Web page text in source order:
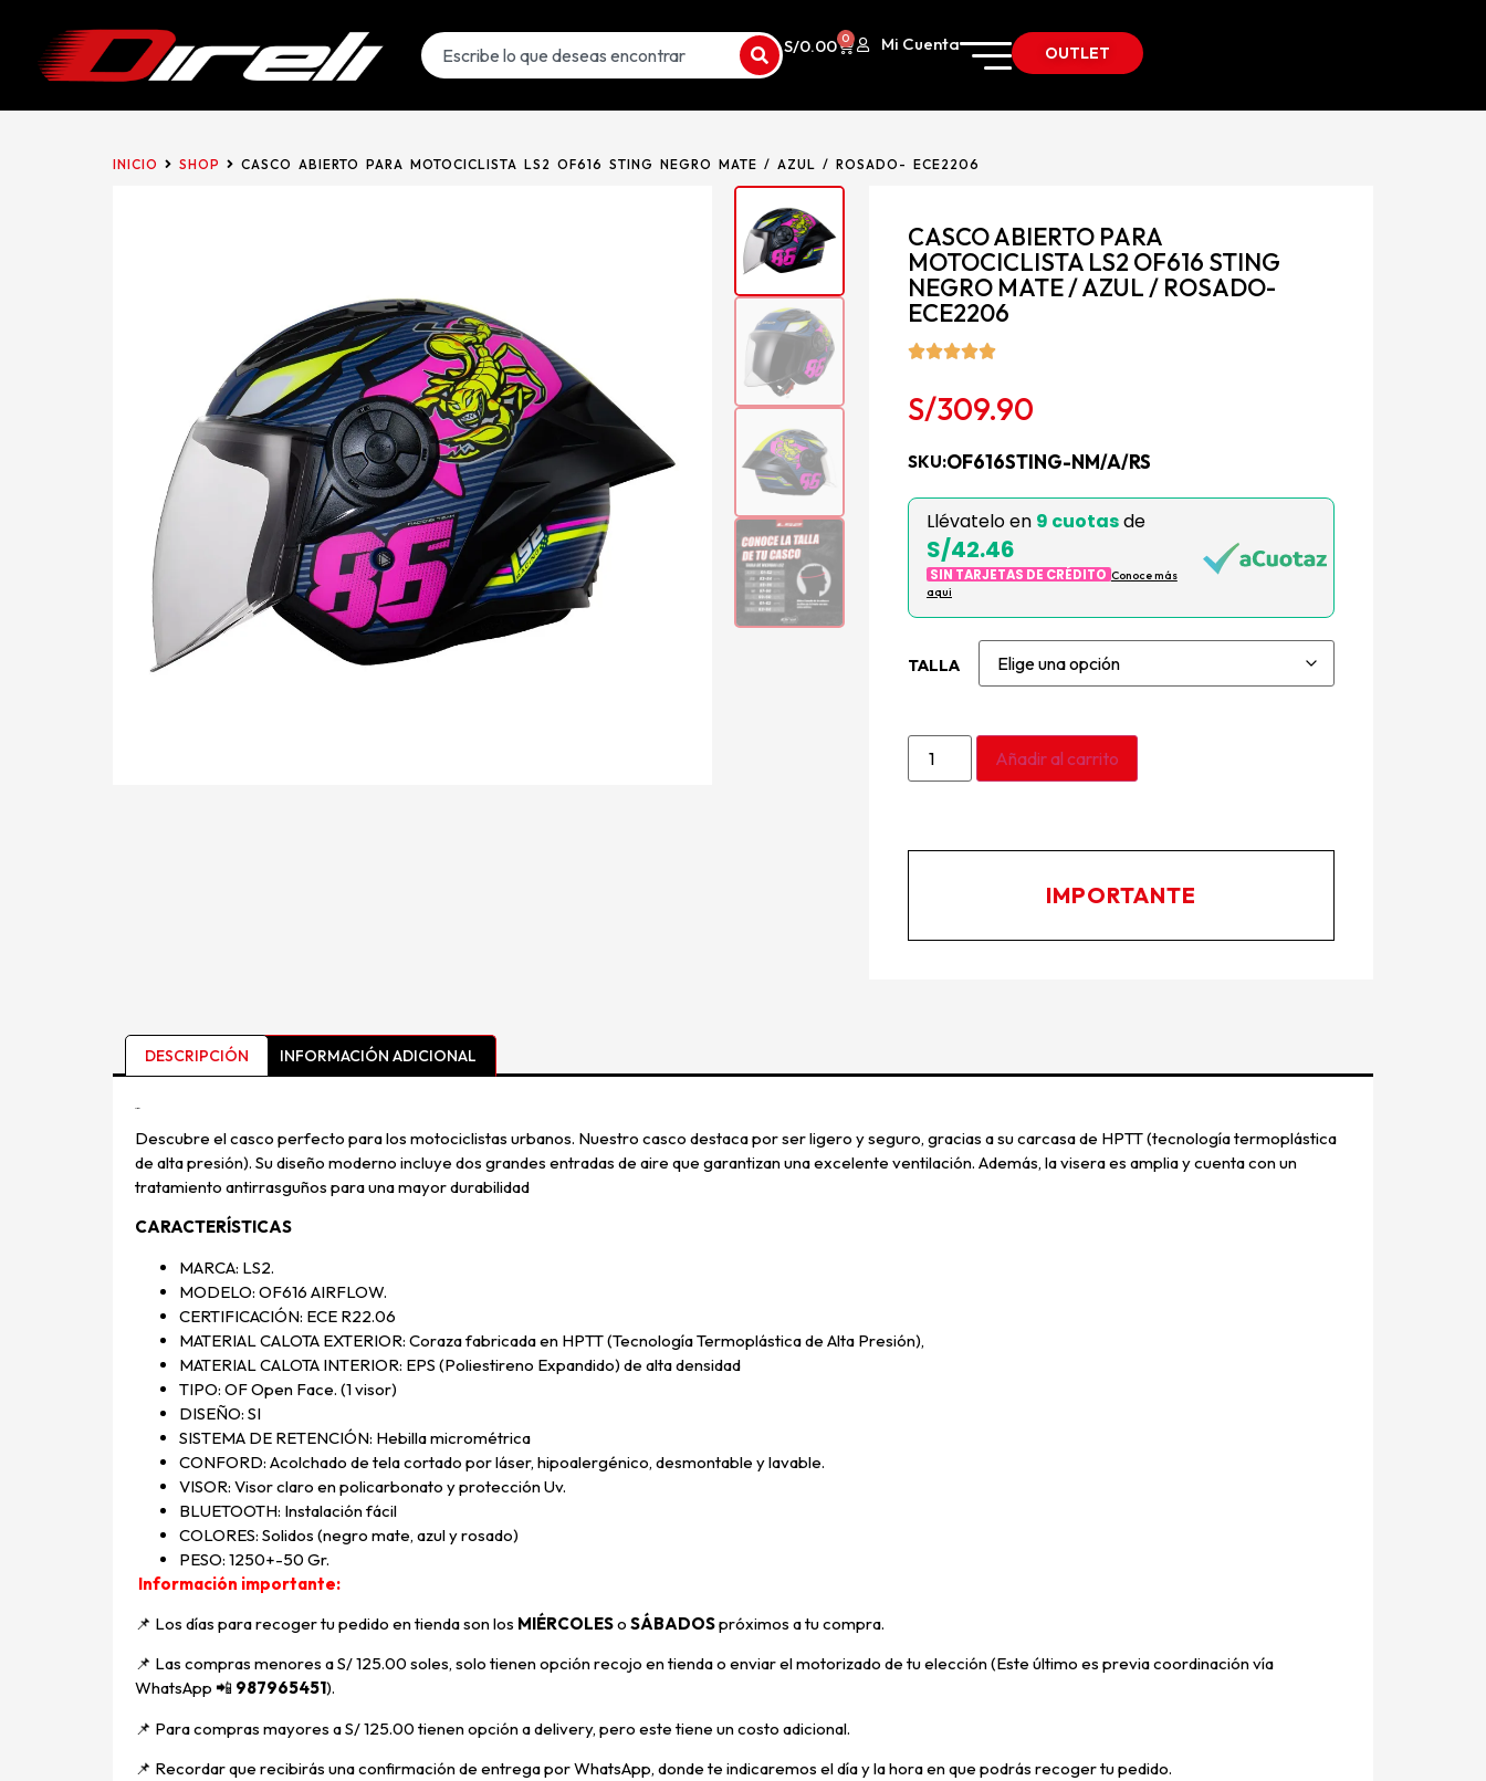
S/0.00 0 Mi Cuenta OUTLET
INICIO SHOP CASCO ABIERTO PARA MOTOCICLISTA LS2 OF616 STING NEGRO MATE / AZUL / ROSADO- ECE2206
CASCO ABIERTO PARA
MOTOCICLISTA LS2 OF616 STING
NEGRO MATE / AZUL / ROSADO-
ECE2206
S/309.90
SKU:OF616STING-NM/A/RS
Llévatelo en 9 cuotasde
S/42.46
SIN TARJETAS DE CRÉDITO Conoce más
aqui
TALLA
Añadir al carrito
IMPORTANTE
DESCRIPCIÓN INFORMACIÓN ADICIONAL
Descubre el casco perfecto para los motociclistas urbanos. Nuestro casco destaca por ser ligero y seguro, gracias a su carcasa de HPTT (tecnología termoplástica
de alta presión). Su diseño moderno incluye dos grandes entradas de aire que garantizan una excelente ventilación. Además, la visera es amplia y cuenta con un
tratamiento antirrasguños para una mayor durabilidad
CARACTERÍSTICAS
MARCA: LS2.
MODELO: OF616 AIRFLOW.
CERTIFICACIÓN: ECE R22.06
MATERIAL CALOTA EXTERIOR: Coraza fabricada en HPTT (Tecnología Termoplástica de Alta Presión),
MATERIAL CALOTA INTERIOR: EPS (Poliestireno Expandido) de alta densidad
TIPO: OF Open Face. (1 visor)
DISEÑO: SI
SISTEMA DE RETENCIÓN: Hebilla micrométrica
CONFORD: Acolchado de tela cortado por láser, hipoalergénico, desmontable y lavable.
VISOR: Visor claro en policarbonato y protección Uv.
BLUETOOTH: Instalación fácil
COLORES: Solidos (negro mate, azul y rosado)
PESO: 1250+-50 Gr.
Información importante:
📌 Los días para recoger tu pedido en tienda son los MIÉRCOLESo SÁBADOSpróximos a tu compra.
📌 Las compras menores a S/ 125.00 soles, solo tienen opción recojo en tienda o enviar el motorizado de tu elección (Este último es previa coordinación vía
WhatsApp 📲 987965451).
📌 Para compras mayores a S/ 125.00 tienen opción a delivery, pero este tiene un costo adicional.
📌 Recordar que recibirás una confirmación de entrega por WhatsApp, donde te indicaremos el día y la hora en que podrás recoger tu pedido.